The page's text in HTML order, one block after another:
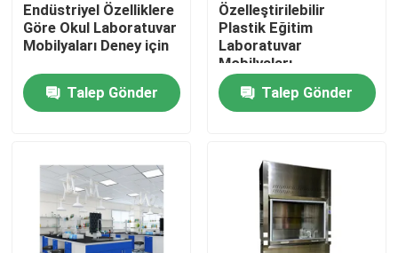
Bize Ulaşın
vakalar
Okul Laboratuvar Mobilyaları
Laboratuvar Adası Tezgahı
Endüstriyel Özelliklere
Göre Okul Laboratuvar
Mobilyaları Deney için
Talep Gönder
Özelleştirilebilir
Plastik Eğitim
Laboratuvar
Mobilyaları
Talep Gönder